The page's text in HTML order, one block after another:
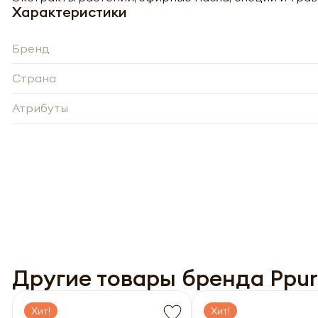
Характеристики
Бренд
Страна
Атрибуты
Другие товары бренда
Хит! Хит!